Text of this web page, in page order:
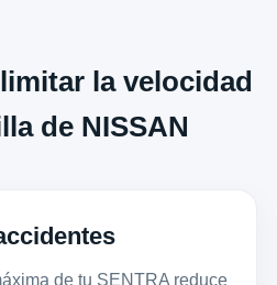
la velocidad
de NISSAN
de tu SENTRA reduce